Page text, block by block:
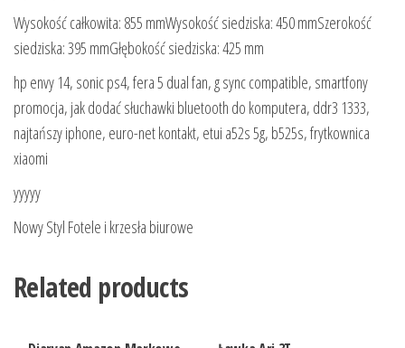
Wysokość całkowita: 855 mmWysokość siedziska: 450 mmSzerokość
siedziska: 395 mmGłębokość siedziska: 425 mm
hp envy 14, sonic ps4, fera 5 dual fan, g sync compatible, smartfony
promocja, jak dodać słuchawki bluetooth do komputera, ddr3 1333,
najtańszy iphone, euro-net kontakt, etui a52s 5g, b525s, frytkownica
xiaomi
yyyyy
Nowy Styl Fotele i krzesła biurowe
Related products